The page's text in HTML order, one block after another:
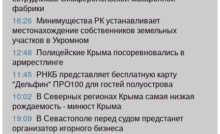
фабрики
16:26 Минимущества РК устанавливает
местонахождение собственников земельных
участков в Укромном
12:48 Полицейские Крыма посоревновались в
армрестлинге
11:45 РНКБ представляет бесплатную карту
"Дельфин" ПРО100 для гостей полуострова
10:02 В Северных регионах Крыма самая низкая
рождаемость - минюст Крыма
19:09 В Севастополе перед судом предстанет
организатор игорного бизнеса